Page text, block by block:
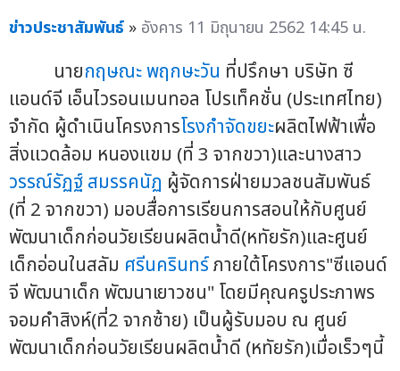
ข่าวประชาสัมพันธ์ » อังคาร 11 มิถุนายน 2562 14:45 น.
นายกฤษณะ พฤกษะวัน ที่ปรึกษา บริษัท ซี
แอนด์จี เอ็นไวรอนเมนทอล โปรเท็คชั่น (ประเทศไทย)
จำกัด ผู้ดำเนินโครงการโรงกำจัดขยะผลิตไฟฟ้าเพื่อ
สิ่งแวดล้อม หนองแขม (ที่ 3 จากขวา)และนางสาว
วรรณ์รัฏฐ์ สมรรคนัฏ ผู้จัดการฝ่ายมวลชนสัมพันธ์
(ที่ 2 จากขวา) มอบสื่อการเรียนการสอนให้กับศูนย์
พัฒนาเด็กก่อนวัยเรียนผลิตน้ำดี(หทัยรัก)และศูนย์
เด็กอ่อนในสลัม ศรีนครินทร์ภายใต้โครงการ"ซีแอนด์
จี พัฒนาเด็ก พัฒนาเยาวชน" โดยมีคุณครูประภาพร
จอมคำสิงห์(ที่2 จากซ้าย) เป็นผู้รับมอบ ณ ศูนย์
พัฒนาเด็กก่อนวัยเรียนผลิตน้ำดี (หทัยรัก)เมื่อเร็วๆนี้